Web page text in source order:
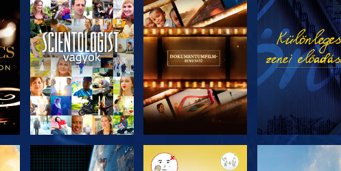
A SOROZAT
RÉSZEI
A SOROZAT
RÉSZEI
A SOROZAT
RÉSZEI